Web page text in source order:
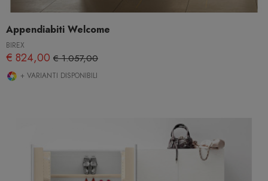
Appendiabiti Welcome
BIREX
€ 824,00 € 1.057,00
+ VARIANTI DISPONIBILI